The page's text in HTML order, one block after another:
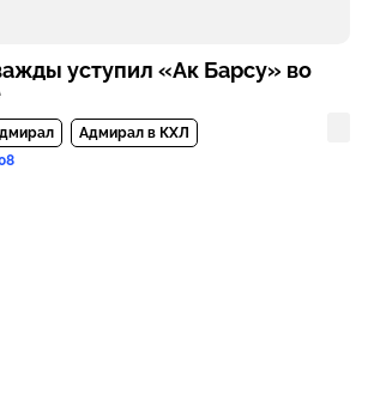
уступил «Ак Барсу» во
Адмирал в КХЛ